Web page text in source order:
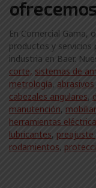
En Comercial Gama,
productos y servicios
industria en Baer.
corte, sistemas de
metrología,
cabezales angulares,
manutención,
herramientas
lubricantes, preajuste
rodamientos,